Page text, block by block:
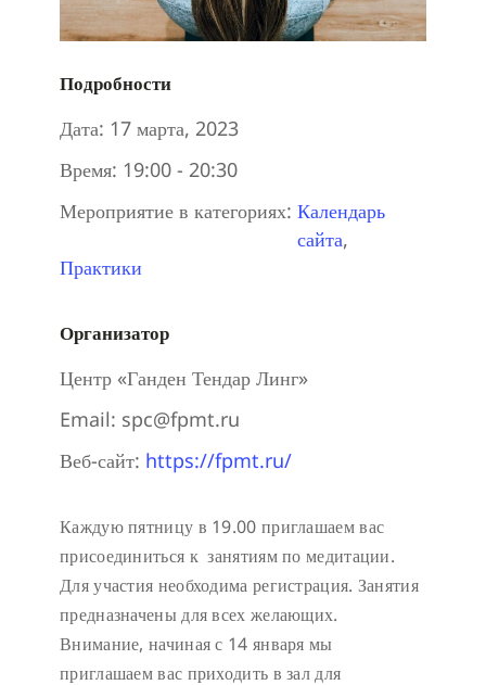
Подробности
Дата: 17 марта, 2023
Время: 19:00 - 20:30
Мероприятие в категориях: Календарь
сайта,
Практики
Организатор
Центр «Ганден Тендар Линг»
Email: spc@fpmt.ru
Веб-сайт: https://fpmt.ru/
Каждую пятницу в 19.00 приглашаем вас
присоединиться к занятиям по медитации.
Для участия необходима регистрация. Занятия
предназначены для всех желающих.
Внимание, начиная с 14 января мы
приглашаем вас приходить в зал для